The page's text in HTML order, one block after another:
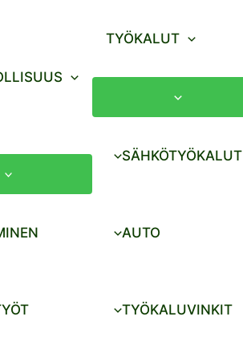
TYÖKALUT
SÄHKÖTYÖKALUT
AUTO
TYÖKALUVINKIT